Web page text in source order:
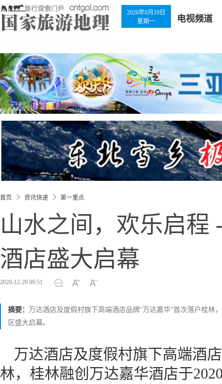
2026年8月10日
星期一
电视频道
首页 资讯快递 第一重点
山水之间，欢乐启程
酒店盛大启幕
2020-12-29 09:51
摘要：
万达酒店及度假村旗下高端酒店品牌“万达嘉华”首次落户桂林
区盛大启幕。
万达酒店及度假村旗下高端酒
林，桂林融创万达嘉华酒店于